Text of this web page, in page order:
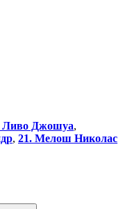
Ливо Джошуа,
, 21. Мелош Николас